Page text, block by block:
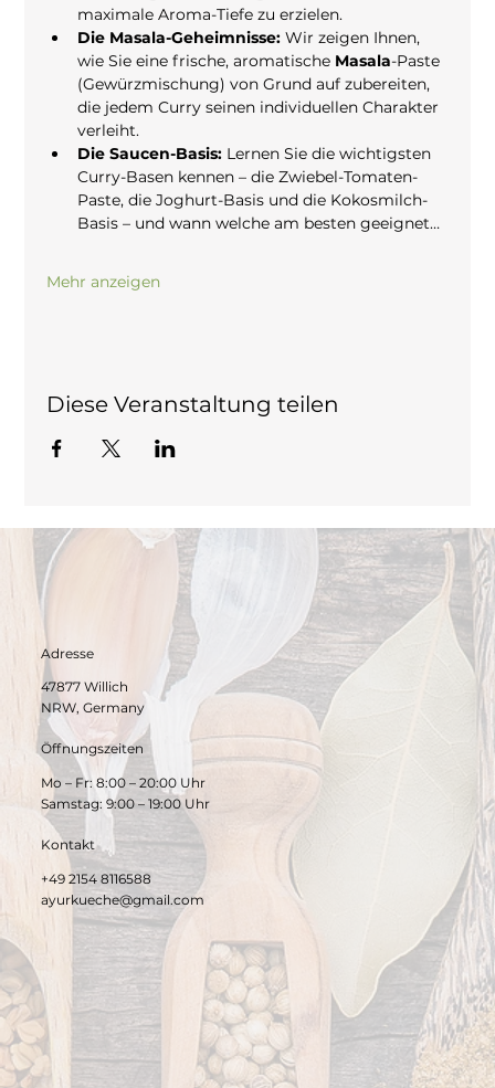
maximale Aroma-Tiefe zu erzielen.
Die Masala-Geheimnisse: Wir zeigen Ihnen,
wie Sie eine frische, aromatische Masala-Paste
(Gewürzmischung) von Grund auf zubereiten,
die jedem Curry seinen individuellen Charakter
verleiht.
Die Saucen-Basis: Lernen Sie die wichtigsten
Curry-Basen kennen – die Zwiebel-Tomaten-
Paste, die Joghurt-Basis und die Kokosmilch-
Basis – und wann welche am besten geeignet…
Mehr anzeigen
Diese Veranstaltung teilen
Adresse
47877 Willich
NRW, Germany
Öffnungszeiten
Mo – Fr: 8:00 – 20:00 Uhr
Samstag: 9:00 – 19:00 Uhr
Kontakt
+49 2154 8116588
ayurkueche@gmail.com